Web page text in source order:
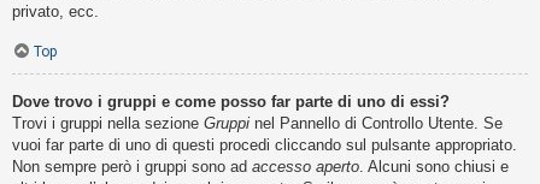
privato, ecc.
Top
Dove trovo i gruppi e come posso far parte di uno di essi?
Trovi i gruppi nella sezione Gruppi nel Pannello di Controllo Utente. Se
vuoi far parte di uno di questi procedi cliccando sul pulsante appropriato.
Non sempre però i gruppi sono ad accesso aperto. Alcuni sono chiusi e